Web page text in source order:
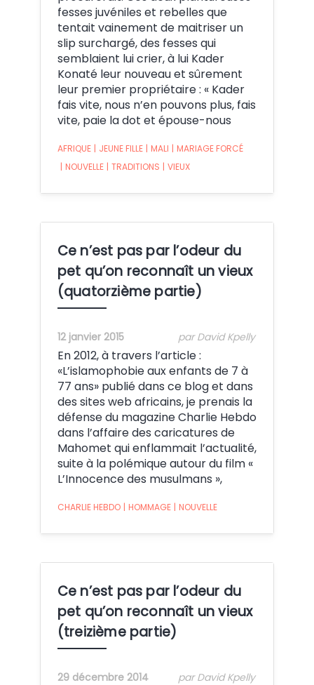
fesses juvéniles et rebelles que
tentait vainement de maitriser un
slip surchargé, des fesses qui
semblaient lui crier, à lui Kader
Konaté leur nouveau et sûrement
leur premier propriétaire : « Kader
fais vite, nous n’en pouvons plus, fais
vite, paie la dot et épouse-nous
AFRIQUE | JEUNE FILLE | MALI | MARIAGE FORCÉ
| NOUVELLE | TRADITIONS | VIEUX
Ce n’est pas par l’odeur du
pet qu’on reconnaît un vieux
(quatorzième partie)
12 janvier 2015 par David Kpelly
En 2012, à travers l’article :
«L’islamophobie aux enfants de 7 à
77 ans» publié dans ce blog et dans
des sites web africains, je prenais la
défense du magazine Charlie Hebdo
dans l’affaire des caricatures de
Mahomet qui enflammait l’actualité,
suite à la polémique autour du film «
L’Innocence des musulmans »,
CHARLIE HEBDO | HOMMAGE | NOUVELLE
Ce n’est pas par l’odeur du
pet qu’on reconnaît un vieux
(treizième partie)
29 décembre 2014 par David Kpelly